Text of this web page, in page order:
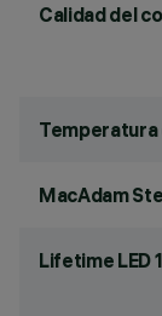
Calidad del
Temperatura
MacAdam
Lifetime LED 1